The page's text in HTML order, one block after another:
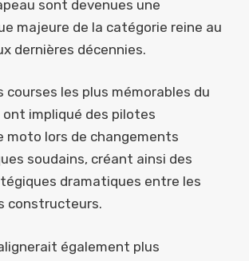
sont devenues une
majeure de la catégorie reine au
dernières décennies.
courses les plus mémorables du
impliqué des pilotes
moto lors de changements
soudains, créant ainsi des
dramatiques entre les
constructeurs.
également plus